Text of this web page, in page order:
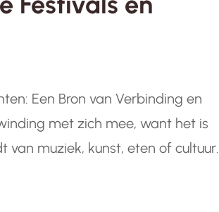
Een Bron van Verbinding en
met zich mee, want het is
van muziek, kunst, eten of cultuur,